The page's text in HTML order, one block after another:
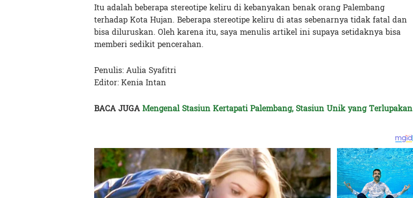
Itu adalah beberapa stereotipe keliru di kebanyakan benak orang Palembang
terhadap Kota Hujan. Beberapa stereotipe keliru di atas sebenarnya tidak fatal dan
bisa diluruskan. Oleh karena itu, saya menulis artikel ini supaya setidaknya bisa
memberi sedikit pencerahan.
Penulis: Aulia Syafitri
Editor: Kenia Intan
BACA JUGAMengenal Stasiun Kertapati Palembang, Stasiun Unik yang Terlupakan